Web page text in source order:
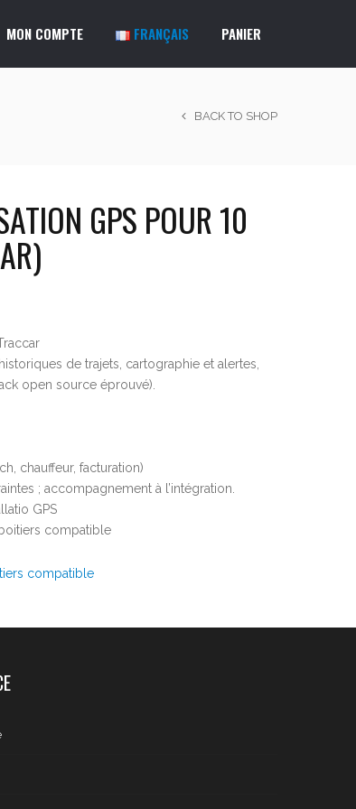
MON COMPTE FRANÇAIS PANIER
BACK TO SHOP
GPS POUR 10
de trajets, cartographie et alertes,
open source éprouvé).
chauffeur, facturation)
; accompagnement à l’intégration.
GPS
compatible
compatible